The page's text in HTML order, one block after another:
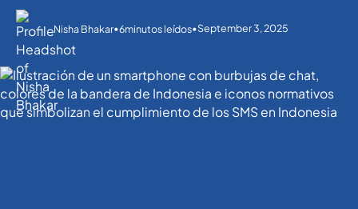
Nisha Bhakar•6minutos leídos•September 3, 2025